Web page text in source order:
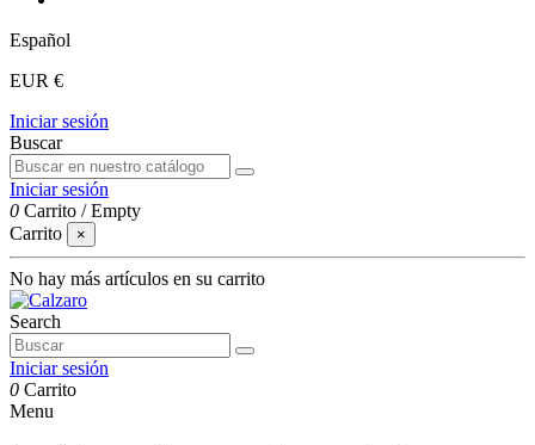
Español
EUR €
Iniciar sesión
Buscar
Iniciar sesión
0 Carrito /Empty
Carrito
×
No hay más artículos en su carrito
Search
Iniciar sesión
0 Carrito
Menu